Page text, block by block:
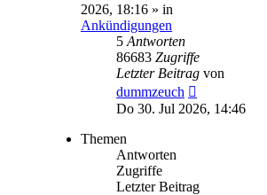
2026, 18:16 » in
Ankündigungen
5 Antworten
86683 Zugriffe
Letzter Beitrag von
dummzeuch
Do 30. Jul 2026, 14:46
Themen
Antworten
Zugriffe
Letzter Beitrag